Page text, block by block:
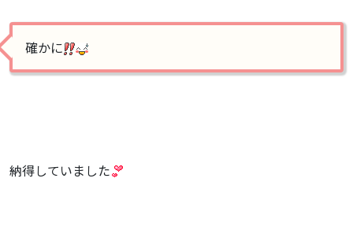
確かに
納得していました